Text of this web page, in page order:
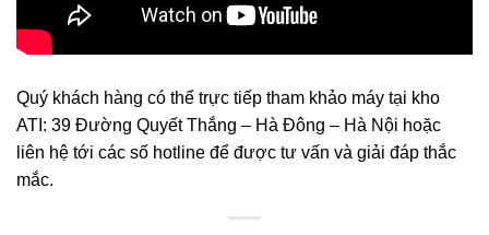
Quý khách hàng có thể trực tiếp tham khảo máy tại kho
ATI: 39 Đường Quyết Thắng – Hà Đông – Hà Nội hoặc
liên hệ tới các số hotline để được tư vấn và giải đáp thắc
mắc.